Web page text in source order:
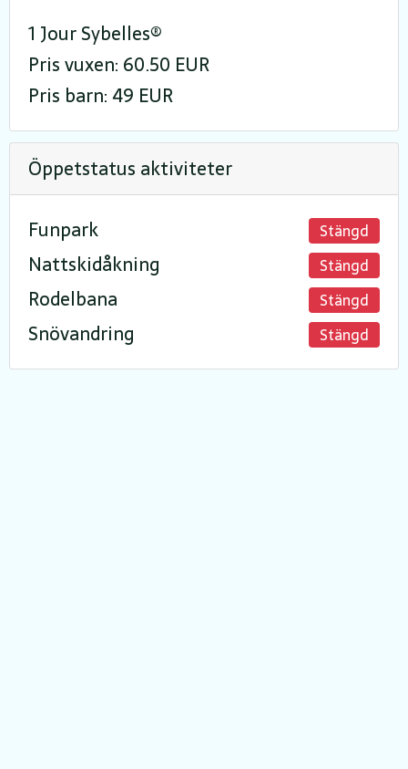
1 Jour Sybelles®
Pris vuxen: 60.50 EUR
Pris barn: 49 EUR
Öppetstatus aktiviteter
Funpark Stängd
Nattskidåkning Stängd
Rodelbana Stängd
Snövandring Stängd